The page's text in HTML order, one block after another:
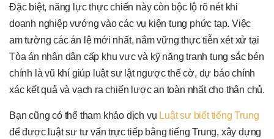
Đặc biệt, năng lực thực chiến này còn bộc lộ rõ nét khi
doanh nghiệp vướng vào các vụ kiện tụng phức tạp. Việc
am tường các án lệ mới nhất, nắm vững thực tiễn xét xử tại
Tòa án nhân dân cấp khu vực và kỹ năng tranh tụng sắc bén
chính là vũ khí giúp luật sư lật ngược thế cờ, dự báo chính
xác kết quả và vạch ra chiến lược an toàn nhất cho thân chủ.
Bạn cũng có thể tham khảo dịch vụ Luật sư biết tiếng Trung
để được luật sư tư vấn trực tiếp bằng tiếng Trung, xây dựng